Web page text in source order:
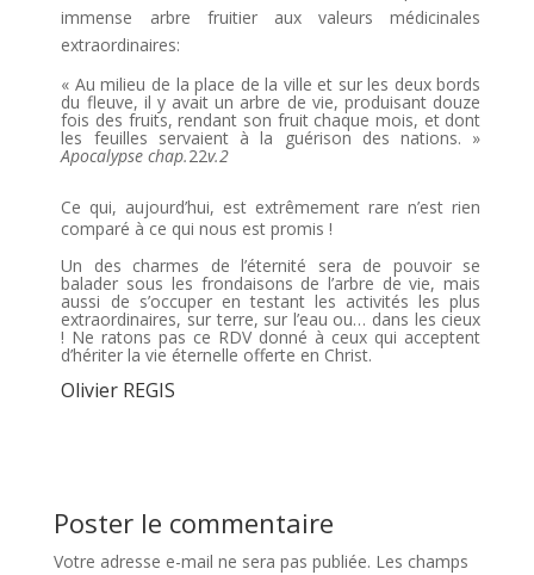
immense arbre fruitier aux valeurs médicinales
extraordinaires:
« Au milieu de la place de la ville et sur les deux bords
du fleuve, il y avait un arbre de vie, produisant douze
fois des fruits, rendant son fruit chaque mois, et dont
les feuilles servaient à la guérison des nations. »
Apocalypse chap.22v.2
Ce qui, aujourd’hui, est extrêmement rare n’est rien
comparé à ce qui nous est promis !
Un des charmes de l’éternité sera de pouvoir se
balader sous les frondaisons de l’arbre de vie, mais
aussi de s’occuper en testant les activités les plus
extraordinaires, sur terre, sur l’eau ou… dans les cieux
! Ne ratons pas ce RDV donné à ceux qui acceptent
d’hériter la vie éternelle offerte en Christ.
Olivier REGIS
Poster le commentaire
Votre adresse e-mail ne sera pas publiée. Les champs